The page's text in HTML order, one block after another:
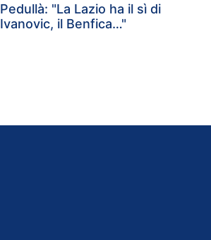
Pedullà: "La Lazio ha il sì di
Ivanovic, il Benfica…"